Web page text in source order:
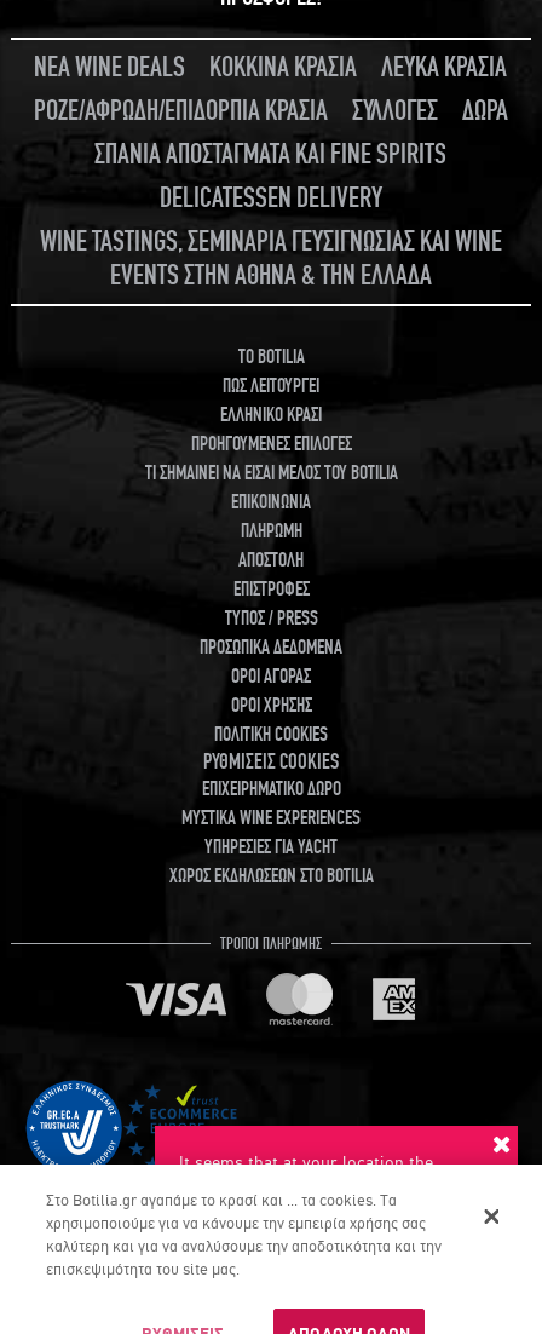
It seems that at your location the
want to switch to this language?
Dont ask again
ΝΕΑ WINE DEALS ΚΟΚΚΙΝΑ ΚΡΑΣΙΑ
ΛΕΥΚΑ ΚΡΑΣΙΑ
ΡΟΖΕ/ΑΦΡΩΔΗ/ΕΠΙΔΟΡΠΙΑ ΚΡΑΣΙΑ
ΣΥΛΛΟΓΕΣ
ΔΩΡΑ
ΣΠΑΝΙΑ ΑΠΟΣΤΑΓΜΑΤΑ ΚΑΙ FINE SPIRITS
DELICATESSEN DELIVERY
WINE TASTINGS, ΣΕΜΙΝΑΡΙΑ ΓΕΥΣΙΓΝΩΣΙΑΣ ΚΑΙ WINE
EVENTS ΣΤΗΝ ΑΘΗΝΑ & ΤΗΝ ΕΛΛΑΔΑ
TO BOTILIA
ΠΩΣ ΛΕΙΤΟΥΡΓΕΙ
ΕΛΛΗΝΙΚΟ ΚΡΑΣΙ
ΠΡΟΗΓΟΥΜΕΝΕΣ ΕΠΙΛΟΓΕΣ
ΤΙ ΣΗΜΑΙΝΕΙ ΝΑ ΕΙΣΑΙ ΜΕΛΟΣ ΤΟΥ BOTILIA
ΕΠΙΚΟΙΝΩΝΙΑ
ΠΛΗΡΩΜΗ
ΑΠΟΣΤΟΛΗ
ΕΠΙΣΤΡΟΦΕΣ
ΤΥΠΟΣ / PRESS
ΠΡΟΣΩΠΙΚΑ ΔΕΔΟΜΕΝΑ
ΟΡΟΙ ΑΓΟΡΑΣ
ΟΡΟΙ ΧΡΗΣΗΣ
ΠΟΛΙΤΙΚΗ COOKIES
ΡΥΘΜΙΣΕΙΣ COOKIES
ΕΠΙΧΕΙΡΗΜΑΤΙΚΟ ΔΩΡΟ
ΜΥΣΤΙΚΑ WINE EXPERIENCES
ΥΠΗΡΕΣΙΕΣ ΓΙΑ YACHT
ΧΩΡΟΣ ΕΚΔΗΛΩΣΕΩΝ ΣΤΟ BOTILIA
ΤΡΟΠΟΙ ΠΛΗΡΩΜΗΣ
Στο Botilia.gr αγαπάμε το κρασί και ... τα cookies. Τα
χρησιμοποιούμε για να κάνουμε την εμπειρία χρήσης σας
καλύτερη και για να αναλύσουμε την αποδοτικότητα και την
επισκεψιμότητα του site μας.